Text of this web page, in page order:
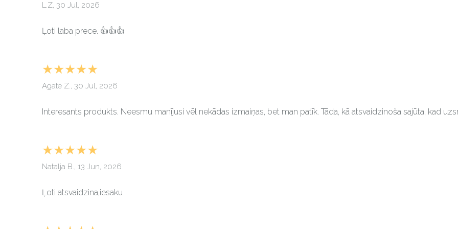
L.Z, 30 Jul, 2026
Ļoti laba prece. 👍👍👍
★★★★★
Agate Z., 30 Jul, 2026
Interesants produkts. Neesmu manījusi vēl nekādas izmaiņas, bet man patīk. Tāda, kā atsvaidzinoša sajūta, kad
★★★★★
Natalja B., 13 Jun, 2026
Ļoti atsvaidzina,iesaku